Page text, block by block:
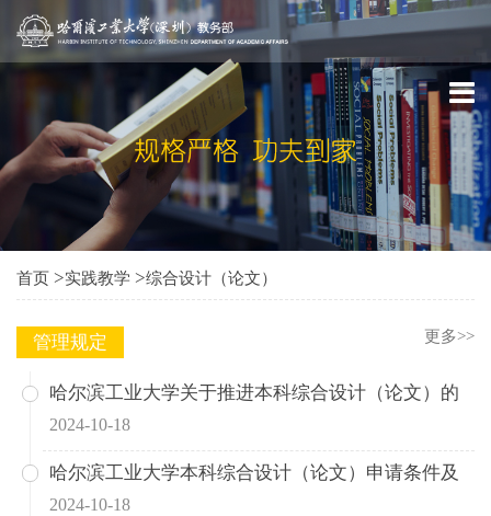
首页 >实践教学 >综合设计（论文）
管理规定 更多>>
哈尔滨工业大学关于推进本科综合设计（论文）的
2024-10-18
哈尔滨工业大学本科综合设计（论文）申请条件及
2024-10-18